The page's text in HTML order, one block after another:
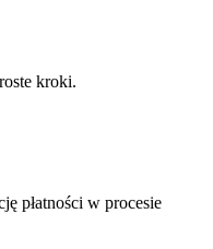
kroki.
płatności w procesie